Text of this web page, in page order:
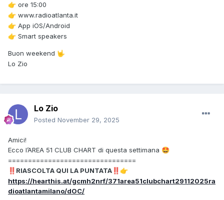
👉 ore 15:00
👉 www.radioatlanta.it
👉 App iOS/Android
👉 Smart speakers
Buon weekend 🤟
Lo Zio
Lo Zio
Posted November 29, 2025
Amici!
Ecco l’AREA 51 CLUB CHART di questa settimana 🤩
================================
‼️ RIASCOLTA QUI LA PUNTATA ‼️ 👉
https://hearthis.at/gcmh2nrf/371area51clubchart29112025ra
dioatlantamilano/dOC/